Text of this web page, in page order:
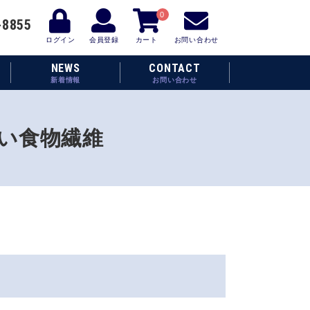
ログイン 会員登録
0
カート お問い合わせ
NEWS
新着情報
CONTACT
お問い合わせ
食物繊維